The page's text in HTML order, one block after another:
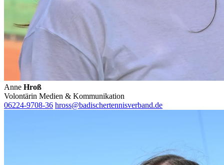
Anne Hroß
Volontärin Medien & Kommunikation
06224-9708-36 hross@badischertennisverband.de